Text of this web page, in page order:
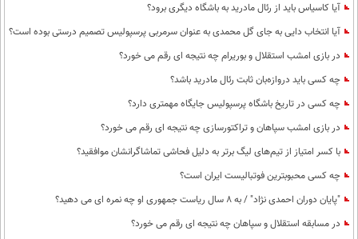
آیا کاسیاس باید از رئال مادرید به باشگاه دیگری برود؟
آیا انتخاب دایی به جای گل محمدی به عنوان سرمربی پرسپولیس تصمیم درستی بوده است؟
در بازی امشب استقلال و بوریرام چه نتیجه ای رقم می خورد؟
چه کسی باید دروازه‌بان ثابت رئال مادرید باشد؟
چه کسی در تاریخ باشگاه پرسپولیس جایگاه مهمتری دارد؟
در بازی امشب سپاهان و تراکتورسازی چه نتیجه ای رقم می خورد؟
با کسر امتیاز از تیم‌های لیگ برتر به دلیل فحاشی تماشاگرانشان موافقید؟
چه کسی محبوبترین فوتبالیست ایران است؟
"پایان دوران احمدی نژاد" / به 8 سال ریاست جمهوری او چه نمره ای می دهید؟
در مسابقه استقلال و سپاهان چه نتیجه ای رقم می خورد؟